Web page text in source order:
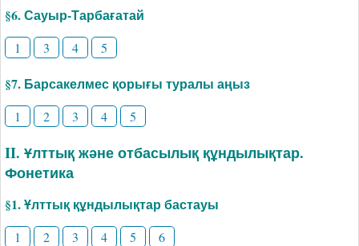
§6. Сауыр-Тарбағатай
1 3 4 5
§7. Барсакелмес қорығы туралы аңыз
1 2 3 4 5
II. Ұлттық және отбасылық құндылықтар.
Фонетика
§1. Ұлттық құндылықтар бастауы
1 2 3 4 5 6